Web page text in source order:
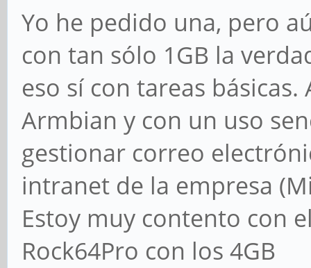
Yo he pedido una, pero
con tan sólo 1GB la
eso sí con tareas
Armbian y con un uso
gestionar correo
intranet de la empresa
Estoy muy contento con
Rock64Pro con los 4GB